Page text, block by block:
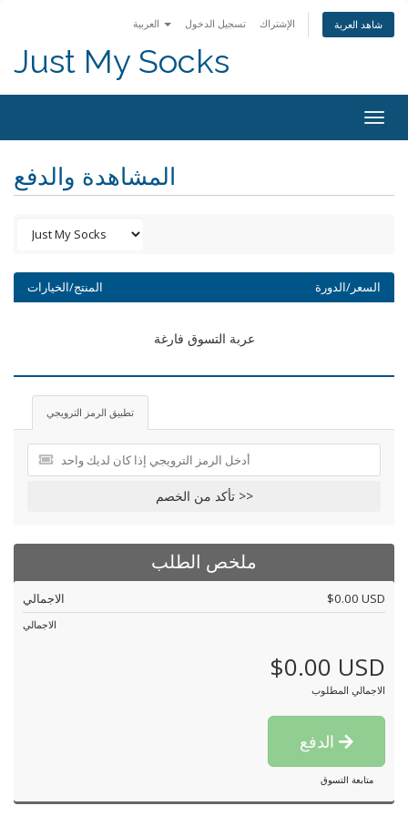
تسجيل الدخول الإشتراك شاهد العربة
Just My Socks
المشاهدة والدفع
المنتج/الخيارات السعر/الدورة
عربة التسوق فارغة
تطبيق الرمز الترويجي
تأكد من الخصم >>
ملخص الطلب
الاجمالي $0.00 USD
الاجمالي
$0.00 USD
الاجمالي المطلوب
متابعة التسوق